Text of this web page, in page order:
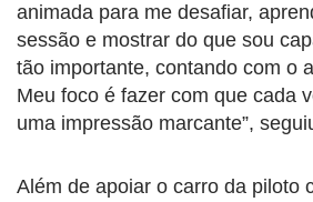
animada para me desafiar,
sessão e mostrar do que sou
tão importante, contando com o
Meu foco é fazer com que cada
uma impressão marcante”,
Além de apoiar o carro da piloto